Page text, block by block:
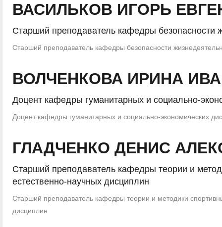
ВАСИЛЬКОВ ИГОРЬ
Старший преподаватель кафедры безопасности
Старший преподаватель кафедры безопасности
ВОЛЧЕНКОВА ИРИНА
Доцент кафедры гуманитарных и социально-
Доцент кафедры гуманитарных и социально-экономических
ГЛАДЧЕНКО ДЕНИС
Старший преподаватель кафедры теории и
естественно-научных дисциплин
Старший преподаватель кафедры теории и методики
дисциплин